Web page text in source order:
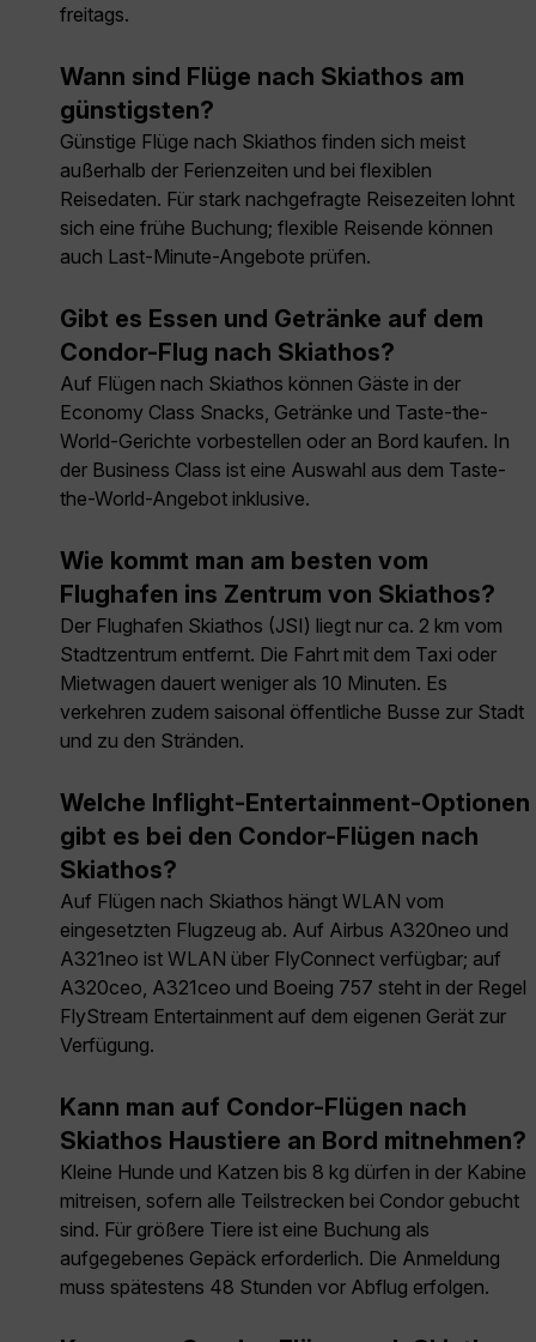
freitags.
Wann sind Flüge nach Skiathos am
günstigsten?
Günstige Flüge nach Skiathos finden sich meist
außerhalb der Ferienzeiten und bei flexiblen
Reisedaten. Für stark nachgefragte Reisezeiten lohnt
sich eine frühe Buchung; flexible Reisende können
auch Last-Minute-Angebote prüfen.
Gibt es Essen und Getränke auf dem
Condor-Flug nach Skiathos?
Auf Flügen nach Skiathos können Gäste in der
Economy Class Snacks, Getränke und Taste-the-
World-Gerichte vorbestellen oder an Bord kaufen. In
der Business Class ist eine Auswahl aus dem Taste-
the-World-Angebot inklusive.
Wie kommt man am besten vom
Flughafen ins Zentrum von Skiathos?
Der Flughafen Skiathos (JSI) liegt nur ca. 2 km vom
Stadtzentrum entfernt. Die Fahrt mit dem Taxi oder
Mietwagen dauert weniger als 10 Minuten. Es
verkehren zudem saisonal öffentliche Busse zur Stadt
und zu den Stränden.
Welche Inflight-Entertainment-Optionen
gibt es bei den Condor-Flügen nach
Skiathos?
Auf Flügen nach Skiathos hängt WLAN vom
eingesetzten Flugzeug ab. Auf Airbus A320neo und
A321neo ist WLAN über FlyConnect verfügbar; auf
A320ceo, A321ceo und Boeing 757 steht in der Regel
FlyStream Entertainment auf dem eigenen Gerät zur
Verfügung.
Kann man auf Condor-Flügen nach
Skiathos Haustiere an Bord mitnehmen?
Kleine Hunde und Katzen bis 8 kg dürfen in der Kabine
mitreisen, sofern alle Teilstrecken bei Condor gebucht
sind. Für größere Tiere ist eine Buchung als
aufgegebenes Gepäck erforderlich. Die Anmeldung
muss spätestens 48 Stunden vor Abflug erfolgen.